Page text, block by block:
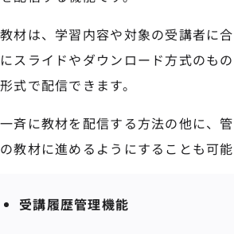
教材は、学習内容や対象の受講者に
にスライドやダウンロード方式のも
形式で配信できます。
一斉に教材を配信する方法の他に、
の教材に進めるようにすることも可能
受講履歴管理機能